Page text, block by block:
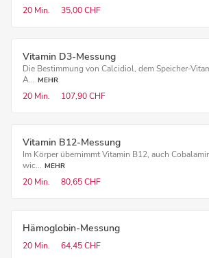
20 Min. 35,00 CHF
Vitamin D3-Messung
Die Bestimmung von Calcidiol, dem Speicher-
A... MEHR
20 Min. 107,90 CHF
Vitamin B12-Messung
Im Körper übernimmt Vitamin B12, auch
wic... MEHR
20 Min. 80,65 CHF
Hämoglobin-Messung
20 Min. 64,45 CHF